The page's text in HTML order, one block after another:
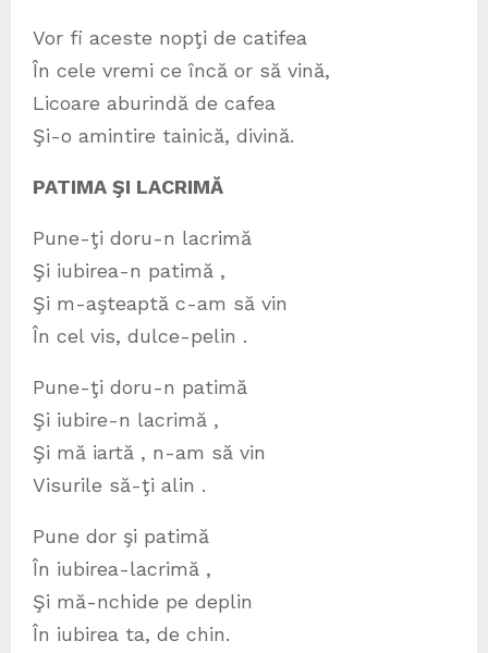
Vor fi aceste nopţi de catifea
În cele vremi ce încă or să vină,
Licoare aburindă de cafea
Şi-o amintire tainică, divină.
PATIMA ŞI LACRIMĂ
Pune-ţi doru-n lacrimă
Şi iubirea-n patimă ,
Şi m-aşteaptă c-am să vin
În cel vis, dulce-pelin .
Pune-ţi doru-n patimă
Şi iubire-n lacrimă ,
Şi mă iartă , n-am să vin
Visurile să-ţi alin .
Pune dor şi patimă
În iubirea-lacrimă ,
Şi mă-nchide pe deplin
În iubirea ta, de chin.